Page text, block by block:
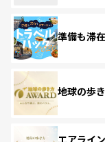
準備も滞
地球の歩
エアライ